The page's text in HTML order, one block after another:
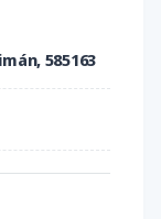
USD
585163